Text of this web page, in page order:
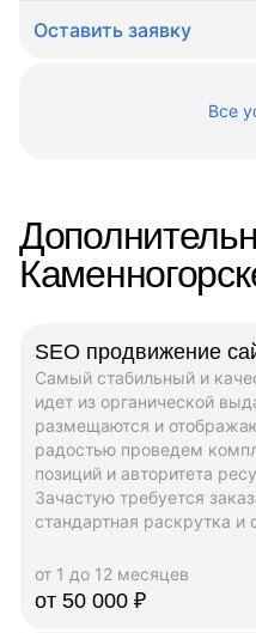
Оставить заявку
Все
SEO продвижение
Самый стабильный и
идет из органической
размещаются и
радостью проведем
позиций и авторитета
Зачастую требуется
стандартная раскрутка и
от 1 до 12 месяцев
от 50 000 ₽